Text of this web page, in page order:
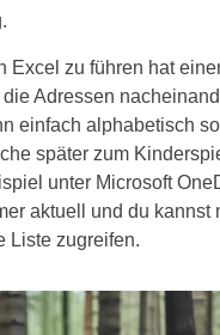
Excel zu führen hat
Adressen
einfach alphabetisch
später zum
unter Microsoft
aktuell und du kannst
Liste zugreifen.